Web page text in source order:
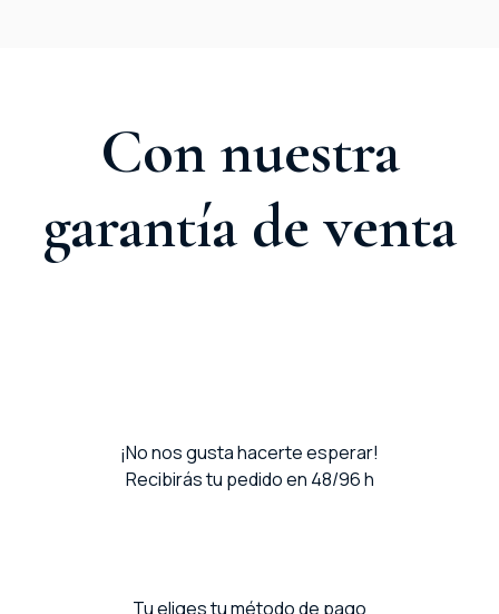
Con nuestra
garantía de venta
¡No nos gusta hacerte esperar!
Recibirás tu pedido en 48/96 h
Tu eliges tu método de pago